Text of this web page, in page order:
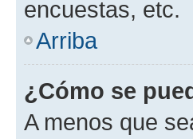
encuestas, etc.
Arriba
¿Cómo se
A menos que